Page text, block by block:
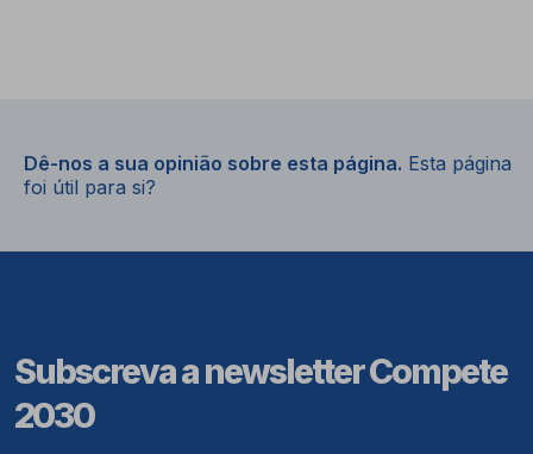
Dê-nos a sua opinião sobre esta página. Esta página
foi útil para si?
Subscreva a newsletter Compete
2030